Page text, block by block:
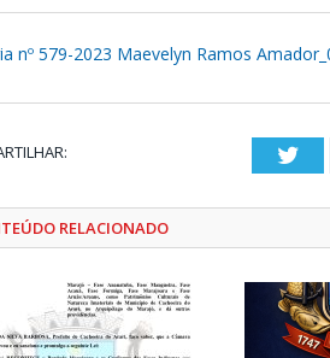
nº 579-2023 Maevelyn Ramos
RELACIONADO